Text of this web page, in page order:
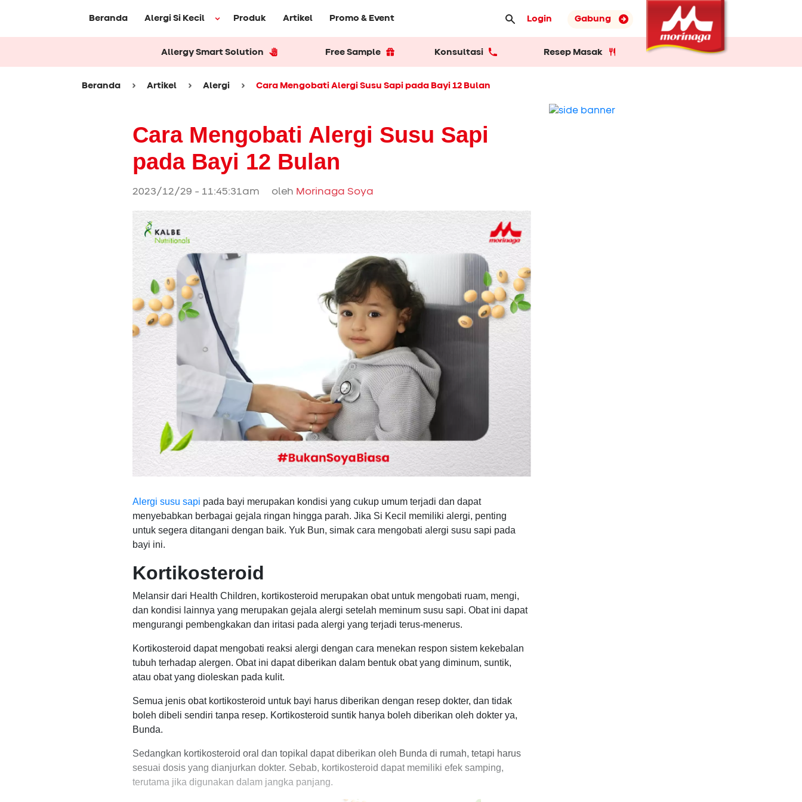
Beranda Alergi Si Kecil Produk Artikel Promo & Event Login Gabung
Allergy Smart Solution Free Sample Konsultasi Resep Masak
Beranda Artikel Alergi Cara Mengobati Alergi Susu Sapi pada Bayi 12 Bulan
Cara Mengobati Alergi Susu Sapi
pada Bayi 12 Bulan
2023/12/29 - 11:45:31am oleh Morinaga Soya
Alergi susu sapi pada bayi merupakan kondisi yang cukup umum terjadi dan dapat
menyebabkan berbagai gejala ringan hingga parah. Jika Si Kecil memiliki alergi, penting
untuk segera ditangani dengan baik. Yuk Bun, simak cara mengobati alergi susu sapi pada
bayi ini.
Kortikosteroid
Melansir dari Health Children, kortikosteroid merupakan obat untuk mengobati ruam, mengi,
dan kondisi lainnya yang merupakan gejala alergi setelah meminum susu sapi. Obat ini dapat
mengurangi pembengkakan dan iritasi pada alergi yang terjadi terus-menerus.
Kortikosteroid dapat mengobati reaksi alergi dengan cara menekan respon sistem kekebalan
tubuh terhadap alergen. Obat ini dapat diberikan dalam bentuk obat yang diminum, suntik,
atau obat yang dioleskan pada kulit.
Semua jenis obat kortikosteroid untuk bayi harus diberikan dengan resep dokter, dan tidak
boleh dibeli sendiri tanpa resep. Kortikosteroid suntik hanya boleh diberikan oleh dokter ya,
Bunda.
Sedangkan kortikosteroid oral dan topikal dapat diberikan oleh Bunda di rumah, tetapi harus
sesuai dosis yang dianjurkan dokter. Sebab, kortikosteroid dapat memiliki efek samping,
terutama jika digunakan dalam jangka panjang.